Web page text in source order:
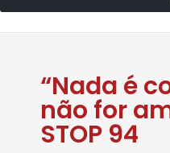
“Nada é
não for
STOP 94